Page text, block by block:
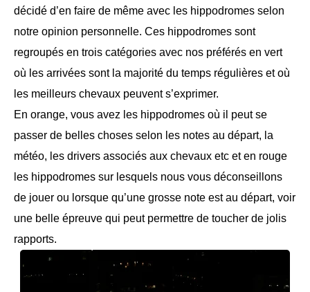
décidé d’en faire de même avec les hippodromes selon
notre opinion personnelle. Ces hippodromes sont
regroupés en trois catégories avec nos préférés en vert
où les arrivées sont la majorité du temps régulières et où
les meilleurs chevaux peuvent s’exprimer.
En orange, vous avez les hippodromes où il peut se
passer de belles choses selon les notes au départ, la
météo, les drivers associés aux chevaux etc et en rouge
les hippodromes sur lesquels nous vous déconseillons
de jouer ou lorsque qu’une grosse note est au départ, voir
une belle épreuve qui peut permettre de toucher de jolis
rapports.